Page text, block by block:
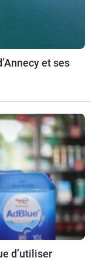
et ses
d’utiliser